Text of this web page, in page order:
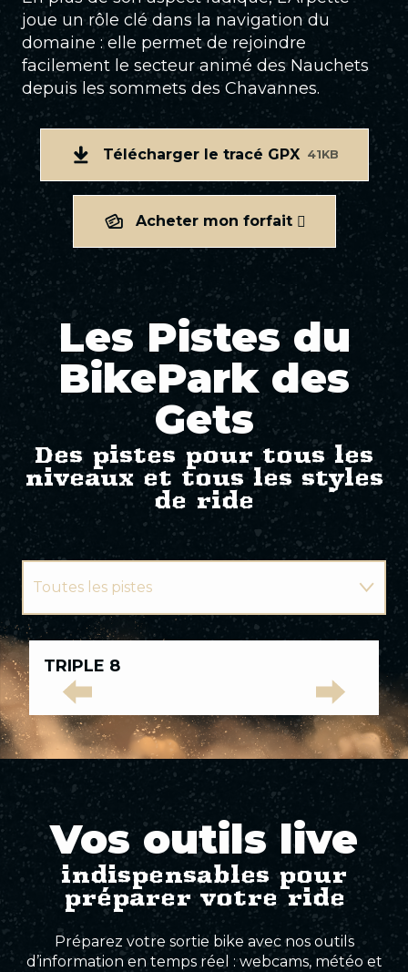
joue un rôle clé dans la navigation du
domaine : elle permet de rejoindre
facilement le secteur animé des Nauchets
depuis les sommets des Chavannes.
Télécharger le tracé GPX 41KB
Acheter mon forfait
Les Pistes du
BikePark des
Gets
Des pistes pour tous les
niveaux et tous les styles
de ride
Toutes les pistes
Pistes vertes
Pistes bleues
Pistes rouges
Pistes noires
Pistes Élites
Toutes
les
pistes
TRIPLE 8
Pistes
vertes
Pistes
bleues
Pistes
rouges
Pistes
noires
Pistes
Élites
Vos outils live
indispensables pour
préparer votre ride
Préparez votre sortie bike avec nos outils
d’information en temps réel : webcams, météo et